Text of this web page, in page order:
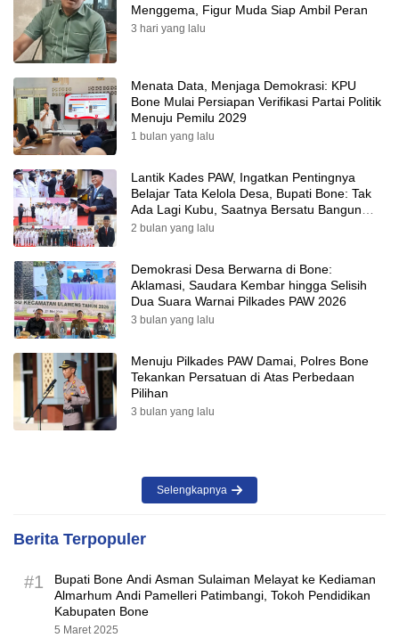
Menggema, Figur Muda Siap Ambil Peran
3 hari yang lalu
Menata Data, Menjaga Demokrasi: KPU
Bone Mulai Persiapan Verifikasi Partai Politik
Menuju Pemilu 2029
1 bulan yang lalu
Lantik Kades PAW, Ingatkan Pentingnya
Belajar Tata Kelola Desa, Bupati Bone: Tak
Ada Lagi Kubu, Saatnya Bersatu Bangun
Desa
2 bulan yang lalu
Demokrasi Desa Berwarna di Bone:
Aklamasi, Saudara Kembar hingga Selisih
Dua Suara Warnai Pilkades PAW 2026
3 bulan yang lalu
Menuju Pilkades PAW Damai, Polres Bone
Tekankan Persatuan di Atas Perbedaan
Pilihan
3 bulan yang lalu
Selengkapnya
Berita Terpopuler
#1
Bupati Bone Andi Asman Sulaiman Melayat ke Kediaman
Almarhum Andi Pamelleri Patimbangi, Tokoh Pendidikan
Kabupaten Bone
5 Maret 2025